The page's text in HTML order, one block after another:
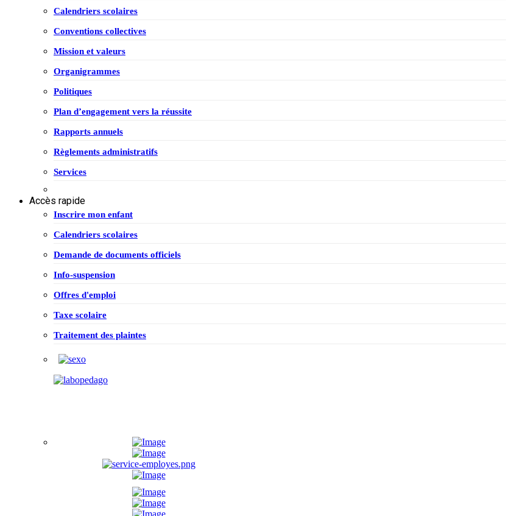
Calendriers scolaires
Conventions collectives
Mission et valeurs
Organigrammes
Politiques
Plan d’engagement vers la réussite
Rapports annuels
Règlements administratifs
Services
Accès rapide
Inscrire mon enfant
Calendriers scolaires
Demande de documents officiels
Info-suspension
Offres d'emploi
Taxe scolaire
Traitement des plaintes